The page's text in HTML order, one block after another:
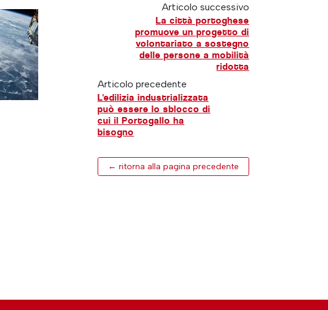
Articolo successivo
La città portoghese
promuove un progetto di
volontariato a sostegno
delle persone a mobilità
ridotta
Articolo precedente
L'edilizia industrializzata
può essere lo sblocco di
cui il Portogallo ha
bisogno
← ritorna alla pagina precedente